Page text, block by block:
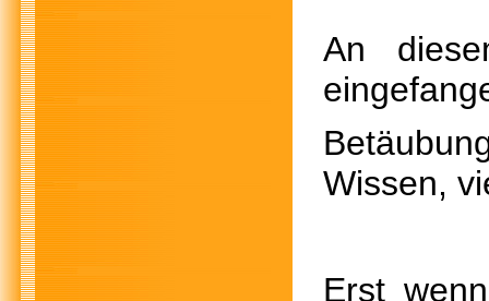
An
Wissen,
Erst